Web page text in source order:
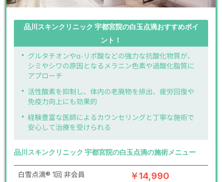
品川スキンクリニック 宇都宮院の白玉点滴おすすめポイ
ント！
グルタチオンやα-リポ酸などの強力な抗酸化物質が、
シミやシワの原因となるメラニン色素や過酸化脂質に
アプローチ
活性酸素を抑制し、体内の老廃物を排出、疲労回復や
免疫力向上にも効果的
経験豊富な医師によるカウンセリングと丁寧な施術で
安心して治療を受けられる
品川スキンクリニック 宇都宮院の白玉点滴の施術メニュー
白雪点滴® 1回 非会員 ￥14,990